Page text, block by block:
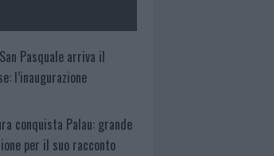
Pasquale arriva il
l’inaugurazione
conquista Palau: grande
per il suo racconto